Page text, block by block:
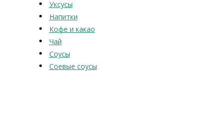
Уксусы
Напитки
Кофе и какао
Чай
Соусы
Соевые соусы